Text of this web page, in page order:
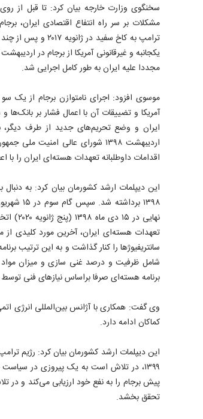
سخنگوی وزارت خارجه بیان کرد: تا قبل از
مشکلات بر سر راه انتفاع اقتصادی ایران،
ترامپ به کاخ سفید
مجددا علیه ایران به طور کامل اجرایی شد.
موسوی افزود: اجرای نامتوازن برجام از یک
آمریکا و تضییقات آن با اعمال فشار بر
اردیبهشت ۱۳۹۸ شورای عالی
اقدامات داوطلبانه تعهدات هسته‌ای ایران را با اعطای فرصت‌های ۶۰
نهایی
تعهدات هسته‌ای ایران، آخرین مورد کلیدی
سانتریفیوژها را کنار گذاشت و به این ترتیب
شامل ظرفیت و درصد غنی سازی و میزان
برنامه هسته‌ای صرفا براساس نیازهای فنی
وی گفت: همکاری با آژانس بین‌المللی انرژی
کماکان ادامه دارد.
این دیپلمات ارشد کشورمان بیان کرد: رژیم
۱۳۹۹، در تلاش است به یک پیروزی در
پیش برجام را به نفع خود ارزیابی می‌کند و در
تحقق بخشد.